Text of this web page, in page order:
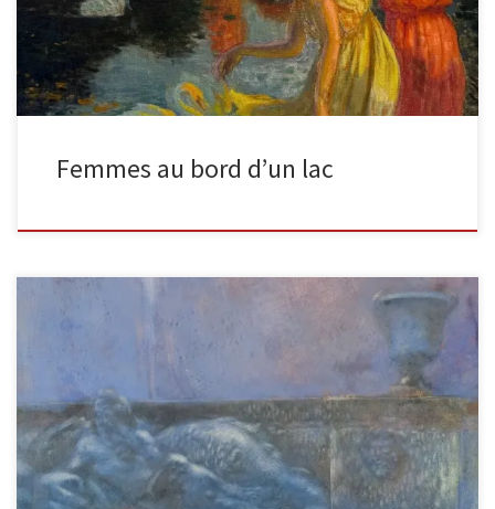
Femmes au bord d’un lac
Scène de fontaine dans un parc, la nuit signé en bas à gauche :
Gaston La Touche. Dimensions de l’image […]